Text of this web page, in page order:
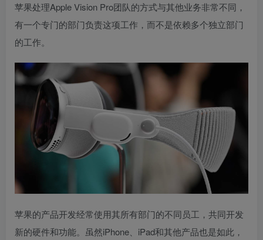
苹果处理Apple Vision Pro团队的方式与其他业务非常不同，
有一个专门的部门负责这项工作，而不是依赖多个独立部门
的工作。
苹果的产品开发经常使用其所有部门的不同员工，共同开发
新的硬件和功能。虽然iPhone、iPad和其他产品也是如此，